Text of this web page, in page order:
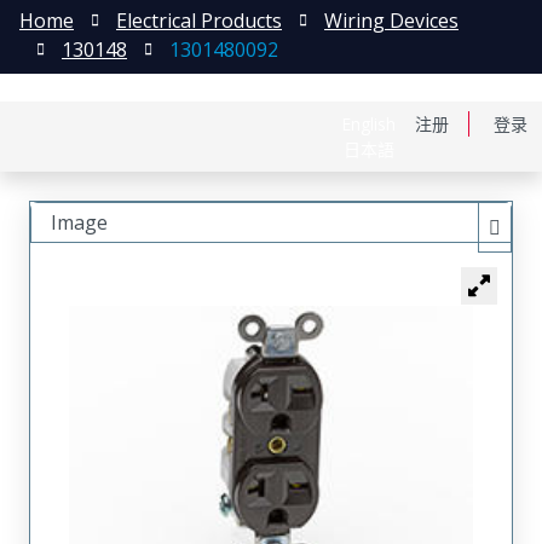
注册 登录
Home Electrical Products
Wiring Devices
130148
1301480092
Image